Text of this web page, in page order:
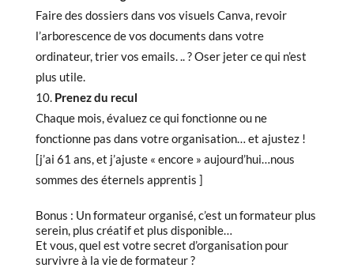
Faire des dossiers dans vos visuels Canva, revoir
l’arborescence de vos documents dans votre
ordinateur, trier vos emails. .. ? Oser jeter ce qui n’est
plus utile.
Prenez du recul
Chaque mois, évaluez ce qui fonctionne ou ne
fonctionne pas dans votre organisation… et ajustez !
[j’ai 61 ans, et j’ajuste « encore » aujourd’hui…nous
sommes des éternels apprentis ]
Bonus : Un formateur organisé, c’est un formateur plus
serein, plus créatif et plus disponible…
Et vous, quel est votre secret d’organisation pour
survivre à la vie de formateur ?